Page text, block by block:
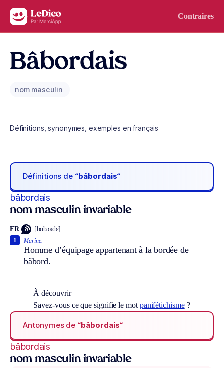
Aller au contenu Contraires
Bâbordais
nom masculin
Définitions, synonymes, exemples en français
Définitions de “bâbordais“
bâbordais
nom masculin invariable
FR [bɑbɔʀdɛ]
Marine.
Homme d’équipage appartenant à la bordée de
bâbord.
1
À découvrir
Savez-vous ce que signifie le mot panifétichisme?
Antonymes de “bâbordais“
bâbordais
nom masculin invariable